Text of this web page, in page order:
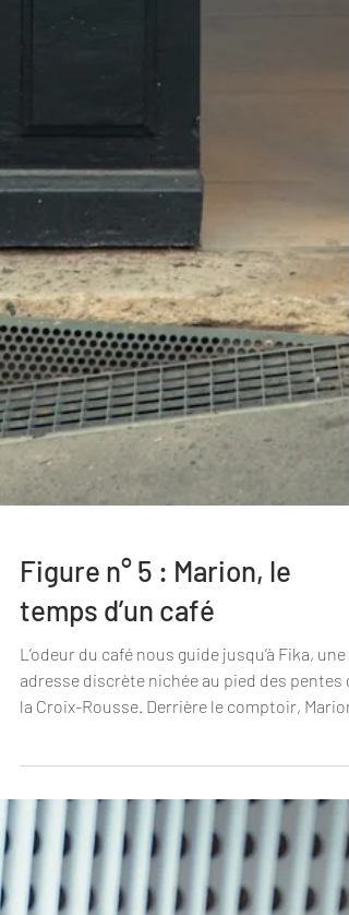
Figure n° 5 : Marion, le
temps d’un café
L’odeur du café nous guide jusqu’à Fika, une